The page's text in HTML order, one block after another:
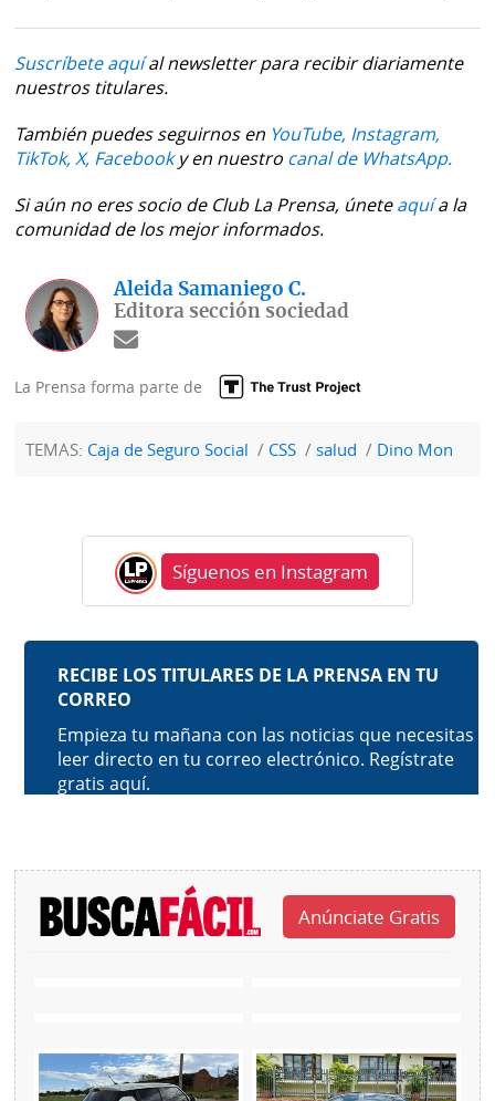
Suscríbete aquíal newsletter para recibir diariamente
nuestros titulares.
También puedes seguirnos en YouTube, Instagram,
TikTok, X, Facebooky en nuestro canal de WhatsApp.
Si aún no eres socio de Club La Prensa, úneteaquía la
comunidad de los mejor informados.
Aleida Samaniego C.
Editora sección sociedad
La Prensa forma parte de
TEMAS: Caja de Seguro Social CSS salud Dino Mon
Síguenos en Instagram